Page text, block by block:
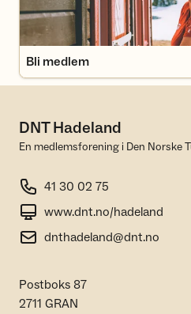
Bli medlem
DNT Hadeland
En medlemsforening i Den Norske
41 30 02 75
www.dnt.no/hadeland
dnthadeland@dnt.no
Postboks 87
2711 GRAN